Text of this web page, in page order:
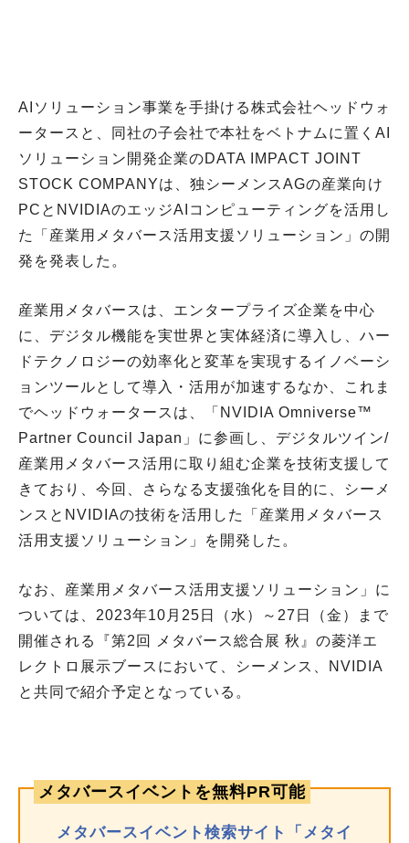
AIソリューション事業を手掛ける株式会社ヘッドウォ
ータースと、同社の子会社で本社をベトナムに置くAI
ソリューション開発企業のDATA IMPACT JOINT
STOCK COMPANYは、独シーメンスAGの産業向け
PCとNVIDIAのエッジAIコンピューティングを活用し
た「産業用メタバース活用支援ソリューション」の開
発を発表した。
産業用メタバースは、エンタープライズ企業を中心
に、デジタル機能を実世界と実体経済に導入し、ハー
ドテクノロジーの効率化と変革を実現するイノベーシ
ョンツールとして導入・活用が加速するなか、これま
でヘッドウォータースは、「NVIDIA Omniverse™
Partner Council Japan」に参画し、デジタルツイン/
産業用メタバース活用に取り組む企業を技術支援して
きており、今回、さらなる支援強化を目的に、シーメ
ンスとNVIDIAの技術を活用した「産業用メタバース
活用支援ソリューション」を開発した。
なお、産業用メタバース活用支援ソリューション」に
ついては、2023年10月25日（水）～27日（金）まで
開催される『第2回 メタバース総合展 秋』の菱洋エ
レクトロ展示ブースにおいて、シーメンス、NVIDIA
と共同で紹介予定となっている。
メタバースイベントを無料PR可能
メタバースイベント検索サイト「メタイ